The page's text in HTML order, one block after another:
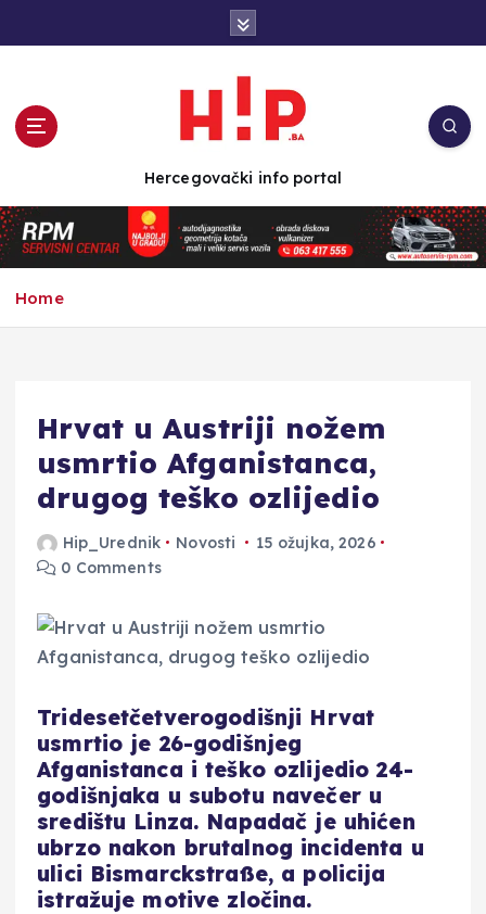
n
t
e
Hercegovački info portal
Home
Hrvat u Austriji nožem
usmrtio Afganistanca,
drugog teško ozlijedio
Hip_Urednik Novosti
15 ožujka, 2026
0 Comments
Tridesetčetverogodišnji Hrvat
usmrtio je 26-godišnjeg
Afganistanca i teško ozlijedio 24-
godišnjaka u subotu navečer u
središtu Linza. Napadač je uhićen
ubrzo nakon brutalnog incidenta u
ulici Bismarckstraße, a policija
istražuje motive zločina.